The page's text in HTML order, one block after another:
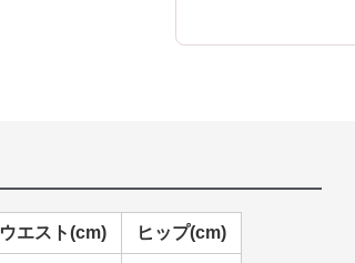
ウエスト(cm) ヒップ(cm)